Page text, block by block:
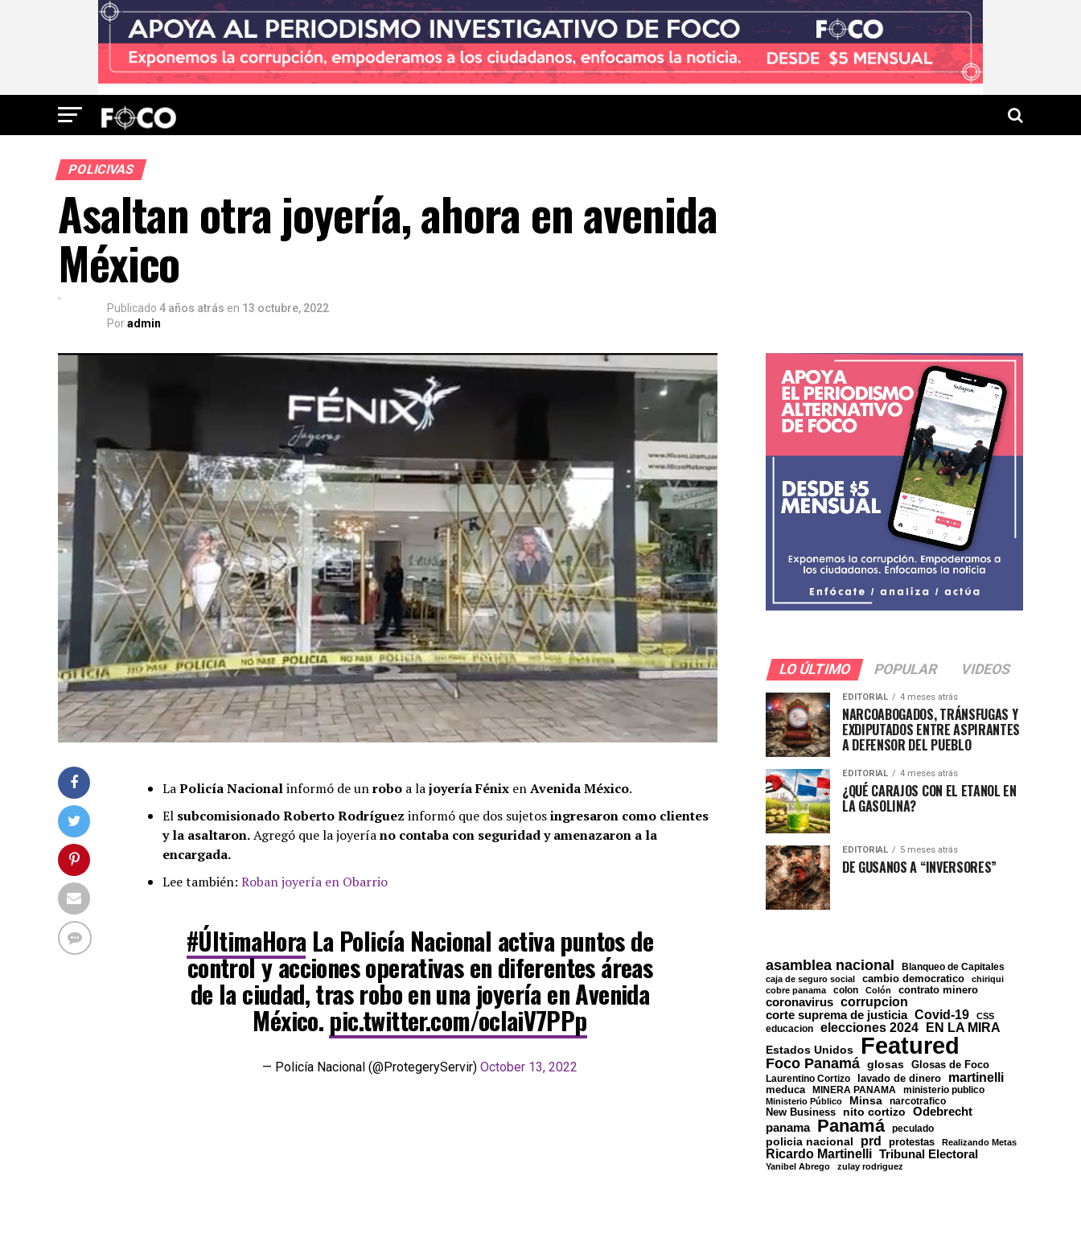
POLICIVAS
Asaltan otra joyería, ahora en avenida
México
Publicado 4 años atrás en 13 octubre, 2022
Poradmin
LaPolicía Nacionalinformó de unrobo a lajoyería Fénix enAvenida México.
El subcomisionado Roberto Rodríguez informó que dos sujetosingresaron como clientes
y la asaltaron.Agregó que la joyeríano contaba con seguridad y amenazaron a la
encargada.
Lee también: Roban joyería en Obarrio
#ÚltimaHoraLa Policía Nacional activa puntos de
control y acciones operativas en diferentes áreas
de la ciudad, tras robo en una joyería en Avenida
México. pic.twitter.com/ocIaiV7PPp
— Policía Nacional (@ProtegeryServir) October 13, 2022
LO ÚLTIMO POPULAR VIDEOS
EDITORIAL 4 meses atrás
NARCOABOGADOS, TRÁNSFUGAS Y
EXDIPUTADOS ENTRE ASPIRANTES
A DEFENSOR DEL PUEBLO
EDITORIAL 4 meses atrás
¿QUÉ CARAJOS CON EL ETANOL EN
LA GASOLINA?
EDITORIAL 5 meses atrás
DE GUSANOS A “INVERSORES”
asamblea nacional Blanqueo de Capitales
caja de seguro social cambio democratico
chiriqui
cobre panama
colon Colón contrato minero
coronavirus corrupcion
corte suprema de justicia Covid-19 CSS
educacion elecciones 2024 EN LA MIRA
Estados Unidos Featured
Foco Panamá glosas Glosas de Foco
Laurentino Cortizo lavado de dinero martinelli
meduca MINERA PANAMA ministerio publico
Ministerio Público Minsa
narcotrafico
New Business
nito cortizo Odebrecht
panama Panamá peculado
policia nacional prd protestas Realizando Metas
Ricardo Martinelli Tribunal Electoral
Yanibel Abrego zulay rodriguez